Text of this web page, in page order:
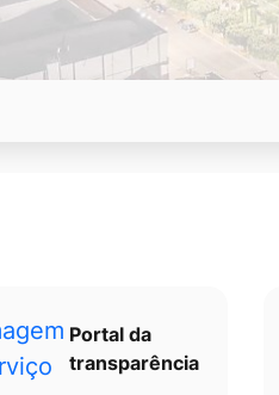
Portal da
transparência